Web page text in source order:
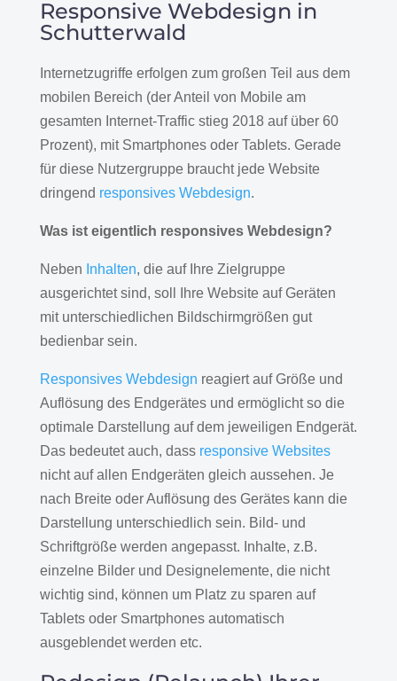
Responsive Webdesign in
Schutterwald
Internetzugriffe erfolgen zum großen Teil aus dem
mobilen Bereich (der Anteil von Mobile am
gesamten Internet-Traffic stieg 2018 auf über 60
Prozent), mit Smartphones oder Tablets. Gerade
für diese Nutzergruppe braucht jede Website
dringend responsives Webdesign.
Was ist eigentlich responsives Webdesign?
Neben Inhalten, die auf Ihre Zielgruppe
ausgerichtet sind, soll Ihre Website auf Geräten
mit unterschiedlichen Bildschirmgrößen gut
bedienbar sein.
Responsives Webdesign reagiert auf Größe und
Auflösung des Endgerätes und ermöglicht so die
optimale Darstellung auf dem jeweiligen Endgerät.
Das bedeutet auch, dass responsive Websites
nicht auf allen Endgeräten gleich aussehen. Je
nach Breite oder Auflösung des Gerätes kann die
Darstellung unterschiedlich sein. Bild- und
Schriftgröße werden angepasst. Inhalte, z.B.
einzelne Bilder und Designelemente, die nicht
wichtig sind, können um Platz zu sparen auf
Tablets oder Smartphones automatisch
ausgeblendet werden etc.